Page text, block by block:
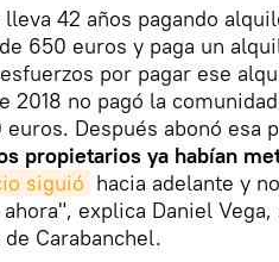
42 años pagando
650 euros y paga un
por pagar ese
2018 no pagó la
euros. Después abonó esa
propietarios ya habían
siguió hacia adelante y
explica Daniel
Carabanchel.